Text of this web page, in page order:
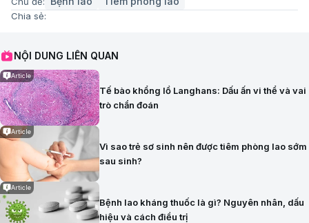
Chia sẻ:
NỘI DUNG LIÊN QUAN
Article
Tế bào khổng lồ Langhans: Dấu ấn vi thể và vai
trò chẩn đoán
Article
Vì sao trẻ sơ sinh nên được tiêm phòng lao sớm
sau sinh?
Article
Bệnh lao kháng thuốc là gì? Nguyên nhân, dấu
hiệu và cách điều trị